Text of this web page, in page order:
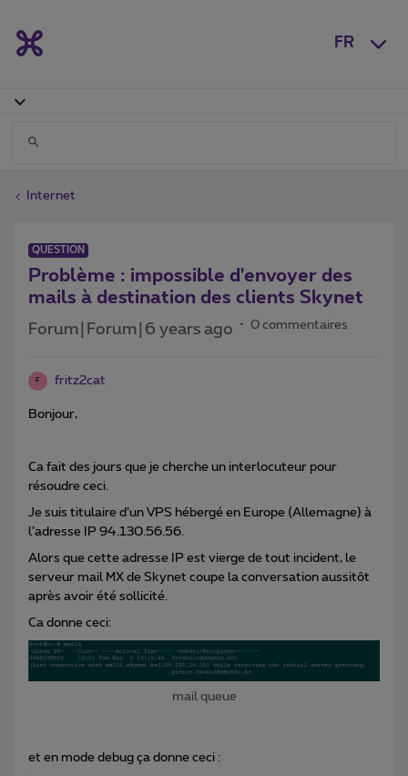
FR
Internet
QUESTION
Problème : impossible d'envoyer des
mails à destination des clients Skynet
Forum|Forum|6 years ago 0 commentaires
F fritz2cat
Bonjour,
Ca fait des jours que je cherche un interlocuteur pour
résoudre ceci.
Je suis titulaire d’un VPS hébergé en Europe (Allemagne) à
l’adresse IP 94.130.56.56.
Alors que cette adresse IP est vierge de tout incident, le
serveur mail MX de Skynet coupe la conversation aussitôt
après avoir été sollicité.
Ca donne ceci:
mail queue
et en mode debug ça donne ceci :